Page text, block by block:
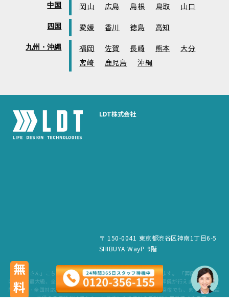
中国 岡山 広島 島根 鳥取 山口
四国 愛媛 香川 徳島 高知
九州・沖縄 福岡 佐賀 長崎 熊本
大分
宮崎
鹿児島 沖縄
LDT株式会社
〒 150-0041 東京都渋谷区神南1丁目6-5
SHIBUYA WayP 9階
「葬儀屋さん」こちらのサービスは、LDT株式会社が運営しています。 「葬儀屋さん」
は、日本最大級、全国6,500件の葬儀場を掲載。最寄りの式場で葬儀が行えます。 24時
間365日・全国対応。スタッフが待機していますので、早朝でも深夜でも、まずはお電話
ください。 葬儀のご依頼だけでなく、お見積もりや費用のご相談も無料で承ります。
無料